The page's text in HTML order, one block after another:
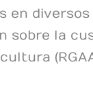
en
sobre la